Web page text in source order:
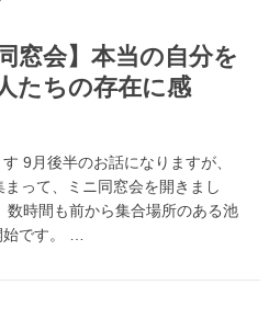
窓会】本当の自分を
たちの存在に感
9月後半のお話になりますが、
って、ミニ同窓会を開きまし
数時間も前から集合場所のある池
です。 …